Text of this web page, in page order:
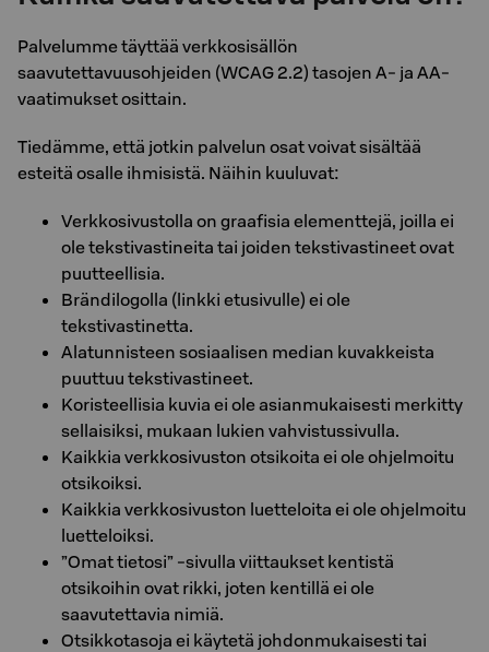
Palvelumme täyttää verkkosisällön
saavutettavuusohjeiden (WCAG 2.2) tasojen A- ja AA-
vaatimukset osittain.
Tiedämme, että jotkin palvelun osat voivat sisältää
esteitä osalle ihmisistä. Näihin kuuluvat:
Verkkosivustolla on graafisia elementtejä, joilla ei
ole tekstivastineita tai joiden tekstivastineet ovat
puutteellisia.
Brändilogolla (linkki etusivulle) ei ole
tekstivastinetta.
Alatunnisteen sosiaalisen median kuvakkeista
puuttuu tekstivastineet.
Koristeellisia kuvia ei ole asianmukaisesti merkitty
sellaisiksi, mukaan lukien vahvistussivulla.
Kaikkia verkkosivuston otsikoita ei ole ohjelmoitu
otsikoiksi.
Kaikkia verkkosivuston luetteloita ei ole ohjelmoitu
luetteloiksi.
”Omat tietosi” -sivulla viittaukset kentistä
otsikoihin ovat rikki, joten kentillä ei ole
saavutettavia nimiä.
Otsikkotasoja ei käytetä johdonmukaisesti tai